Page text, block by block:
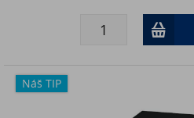
Náš TIP